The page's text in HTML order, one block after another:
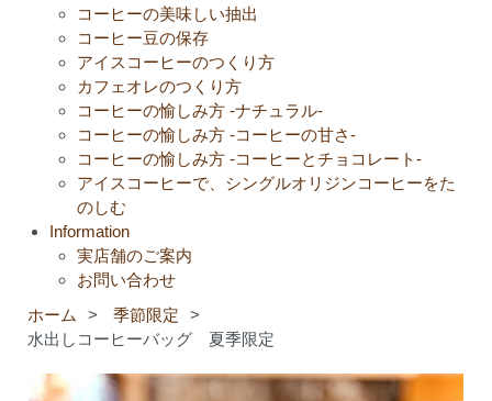
コーヒーの美味しい抽出
コーヒー豆の保存
アイスコーヒーのつくり方
カフェオレのつくり方
コーヒーの愉しみ方 -ナチュラル-
コーヒーの愉しみ方 -コーヒーの甘さ-
コーヒーの愉しみ方 -コーヒーとチョコレート-
アイスコーヒーで、シングルオリジンコーヒーをた
のしむ
Information
実店舗のご案内
お問い合わせ
ホーム
> 季節限定
>
水出しコーヒーバッグ 夏季限定